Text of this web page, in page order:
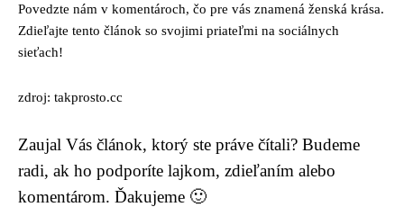
Povedzte nám v komentároch, čo pre vás znamená ženská krása.
Zdieľajte tento článok so svojimi priateľmi na sociálnych
sieťach!
zdroj: takprosto.cc
Zaujal Vás článok, ktorý ste práve čítali? Budeme
radi, ak ho podporíte lajkom, zdieľaním alebo
komentárom. Ďakujeme 🙂